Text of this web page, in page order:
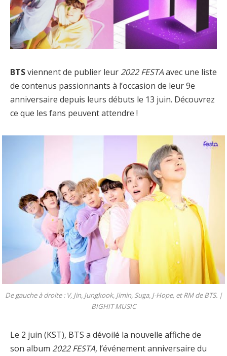
BTSviennent de publier leur 2022 FESTAavec une liste
de contenus passionnants à l’occasion de leur 9e
anniversaire depuis leurs débuts le 13 juin. Découvrez
ce que les fans peuvent attendre !
De gauche à droite : V, Jin, Jungkook, Jimin, Suga, J-Hope, et RM de BTS. |
BIGHIT MUSIC
Le 2 juin (KST), BTS a dévoilé la nouvelle affiche de
son album 2022 FESTA, l’événement anniversaire du